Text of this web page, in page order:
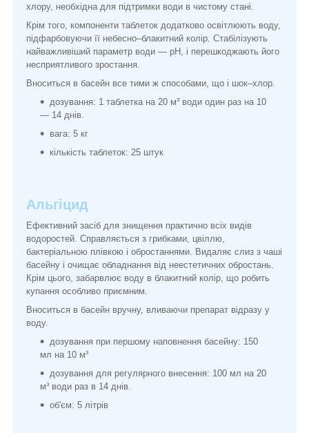
хлору, необхідна для підтримки води в чистому стані.
Крім того, компоненти таблеток додатково освітлюють воду,
підфарбовуючи її небесно–блакитний колір. Стабілізують
найважливіший параметр води — pH, і перешкоджають його
несприятливого зростання.
Вноситься в басейн все тими ж способами, що і шок–хлор.
дозування: 1 таблетка на 20 м³ води один раз на 10
— 14 днів.
вага: 5 кг
кількість таблеток: 25 штук
Альгіцид
Ефективний засіб для знищення практично всіх видів
водоростей. Справляється з грибками, цвіллю,
бактеріальною плівкою і обростаннями. Видаляє слиз з чаші
басейну і очищає обладнання від неестетичних обростань.
Крім цього, забарвлює воду в блакитний колір, що робить
купання особливо приємним.
Вноситься в басейн вручну, вливаючи препарат відразу у
воду.
дозування при першому наповнення басейну: 150
мл на 10 м³
дозування для регулярного внесення: 100 мл на 20
м³ води раз в 14 днів.
об'єм: 5 літрів